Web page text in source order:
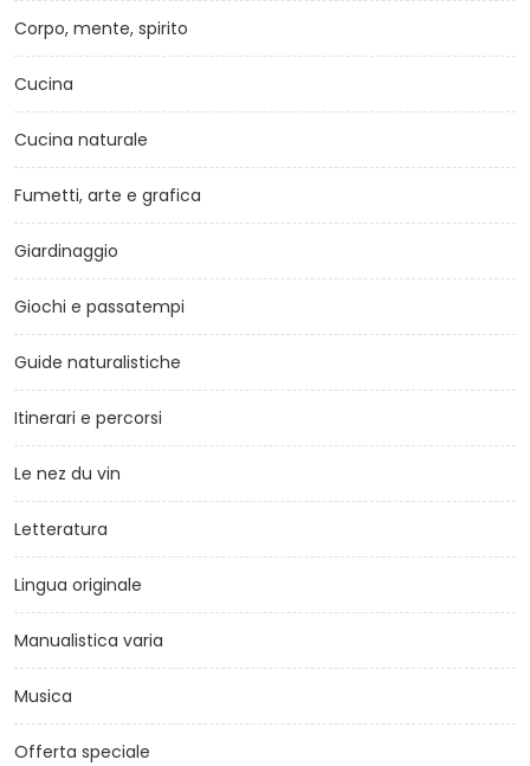
Corpo, mente, spirito
Cucina
Cucina naturale
Fumetti, arte e grafica
Giardinaggio
Giochi e passatempi
Guide naturalistiche
Itinerari e percorsi
Le nez du vin
Letteratura
Lingua originale
Manualistica varia
Musica
Offerta speciale